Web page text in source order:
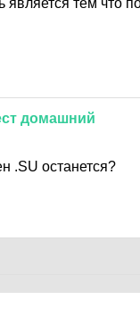
является тем что
домашний
.SU останется?